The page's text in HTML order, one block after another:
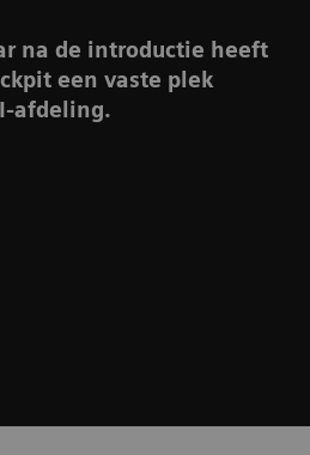
na de introductie heeft
een vaste plek
afdeling.